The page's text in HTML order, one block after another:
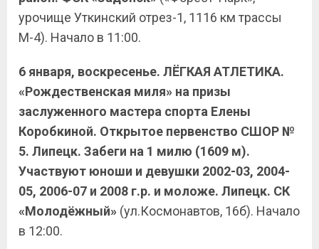
урочище Уткинский отрез-1, 1116 км трассы
М-4). Начало в 11:00.
6 января, воскресенье. ЛЁГКАЯ АТЛЕТИКА.
«Рождественская миля» на призы
заслуженного мастера спорта Елены
Коробкиной. Открытое первенство СШОР №
5. Липецк. Забеги на 1 милю (1609 м).
Участвуют юноши и девушки 2002-03, 2004-
05, 2006-07 и 2008 г.р. и моложе. Липецк. СК
«Молодёжный» (ул.Космонавтов, 16б). Начало
в 12:00.